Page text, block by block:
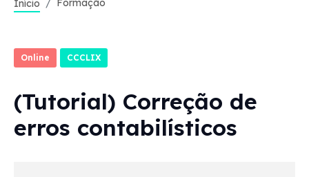
Início Formação
Online CCCLIX
(Tutorial) Correção de
erros contabilísticos